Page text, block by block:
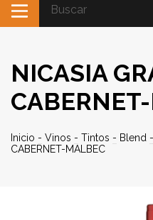
NICASIA
Inicio - Vinos - Tintos - Blend -
CABERNET-MALBEC